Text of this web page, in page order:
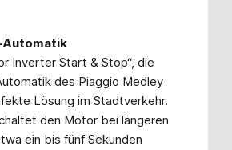
Inverter Start & Stop“, die
des Piaggio Medley
Lösung im Stadtverkehr.
den Motor bei längeren
ein bis fünf Sekunden